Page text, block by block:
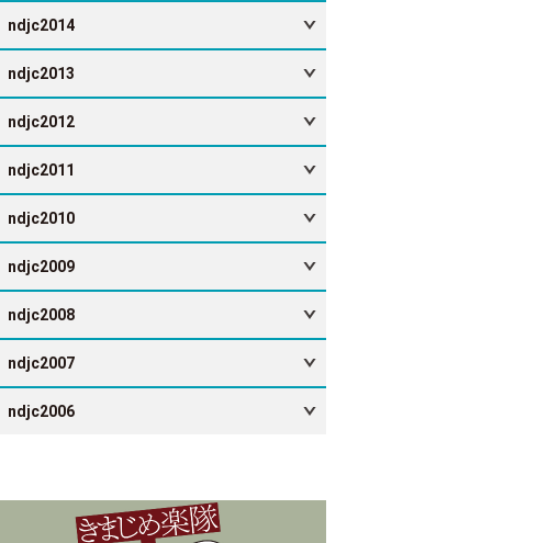
ndjc2014
ndjc2013
ndjc2012
ndjc2011
ndjc2010
ndjc2009
ndjc2008
ndjc2007
ndjc2006